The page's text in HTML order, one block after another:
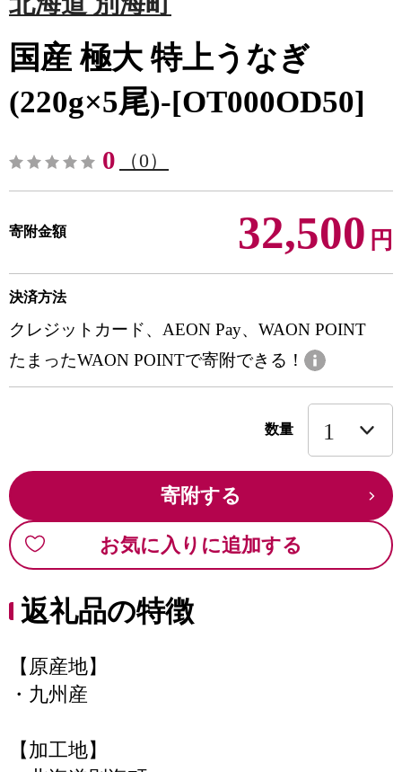
国産 極大 特上うなぎ
(220g×5尾)-[OT000OD50]
0 （0）
寄附金額 32,500 円
決済方法
クレジットカード、AEON Pay、WAON POINT
たまったWAON POINTで寄附できる！
数量
寄附する
お気に入りに追加する
返礼品の特徴
【原産地】
・九州産
【加工地】